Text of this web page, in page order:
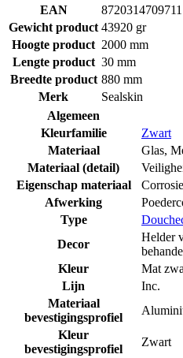
EAN
8720314709711
Gewicht product 43920 gr
Hoogte product 2000 mm
Lengte product 30 mm
Breedte product 880 mm
Merk
Sealskin
Algemeen
Kleurfamilie
Zwart
Materiaal
Glas,
Materiaal (detail)
Eigenschap materiaal
Afwerking
Type
Decor
Helder
Kleur
Mat
Lijn
Inc.
Materiaal
bevestigingsprofiel
Kleur
bevestigingsprofiel
Zwart